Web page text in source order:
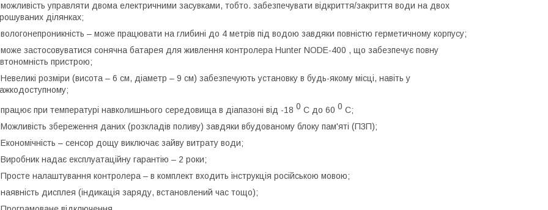
управляти двома електричними засувками, тобто. забезпечувати відкриття/закриття води на двох
ділянках;
– може працювати на глибині до 4 метрів під водою завдяки повністю герметичному корпусу;
застосовуватися сонячна батарея для живлення контролера Hunter NODE-400 , що забезпечує повну
пристрою;
розміри (висота – 6 см, діаметр – 9 см) забезпечують установку в будь-якому місці, навіть у
при температурі навколишнього середовища в діапазоні від -18 0 С до 60 0 С;
збереження даних (розкладів поливу) завдяки вбудованому блоку пам'яті (ПЗП);
– сенсор дощу виключає зайву витрату води;
надає експлуатаційну гарантію – 2 роки;
налаштування контролера – в комплект входить інструкція російською мовою;
дисплея (індикація заряду, встановлений час тощо);